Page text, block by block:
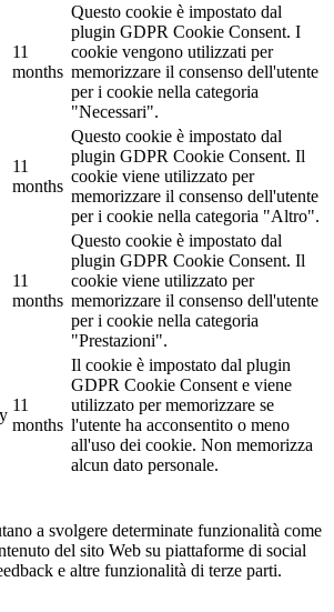
11
months
Questo cookie è impostato dal
plugin GDPR Cookie Consent. I
cookie vengono utilizzati per
memorizzare il consenso dell'utente
per i cookie nella categoria
"Necessari".
11
months
Questo cookie è impostato dal
plugin GDPR Cookie Consent. Il
cookie viene utilizzato per
memorizzare il consenso dell'utente
per i cookie nella categoria "Altro".
11
months
Questo cookie è impostato dal
plugin GDPR Cookie Consent. Il
cookie viene utilizzato per
memorizzare il consenso dell'utente
per i cookie nella categoria
"Prestazioni".
11
months
Il cookie è impostato dal plugin
GDPR Cookie Consent e viene
utilizzato per memorizzare se
l'utente ha acconsentito o meno
all'uso dei cookie. Non memorizza
alcun dato personale.
a svolgere determinate funzionalità come
del sito Web su piattaforme di social
e altre funzionalità di terze parti.